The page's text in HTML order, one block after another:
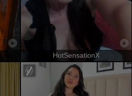
HotSensationX